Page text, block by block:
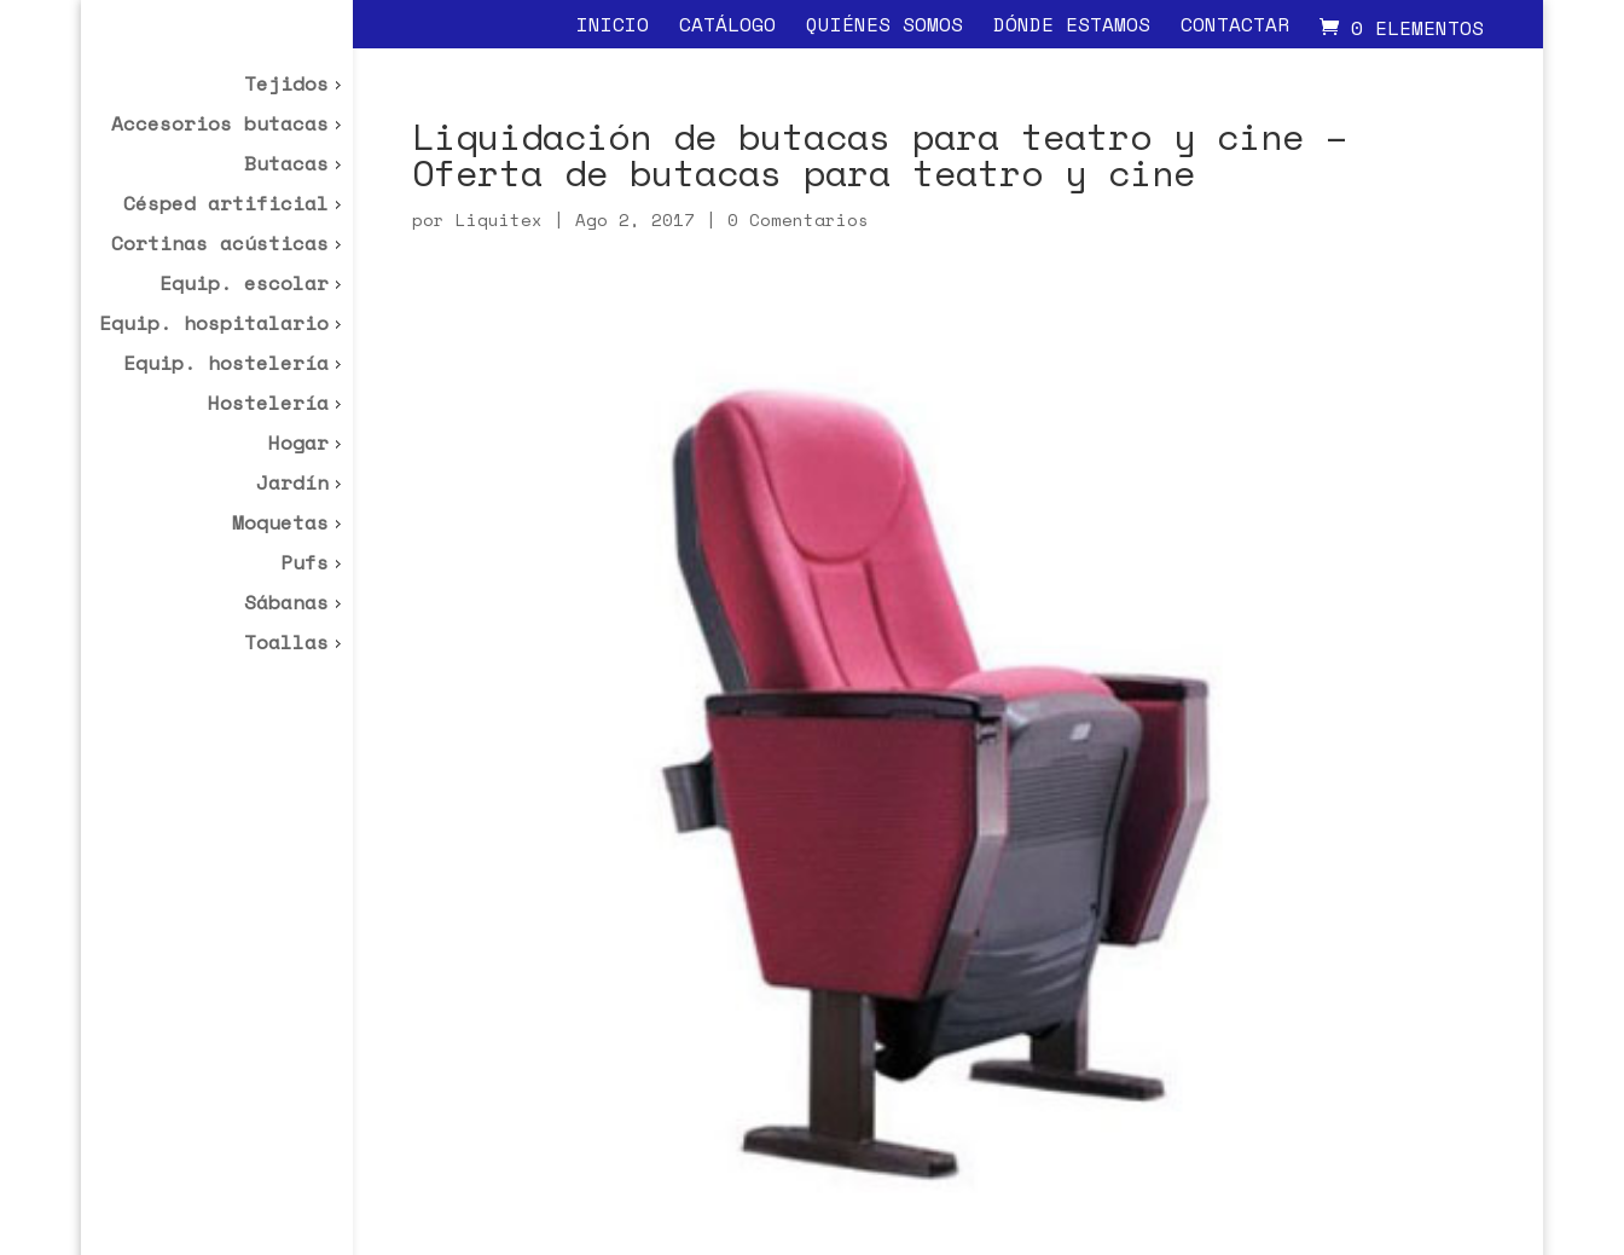
INICIO CATÁLOGO QUIÉNES SOMOS DÓNDE ESTAMOS CONTACTAR
0 ELEMENTOS
Tejidos
Accesorios butacas
Butacas
Césped artificial
Cortinas acústicas
Equip. escolar
Equip. hospitalario
Equip. hostelería
Hostelería
Hogar
Jardín
Moquetas
Pufs
Sábanas
Toallas
Liquidación de butacas para teatro y cine –
Oferta de butacas para teatro y cine
porLiquitex |Ago 2, 2017 |0 Comentarios